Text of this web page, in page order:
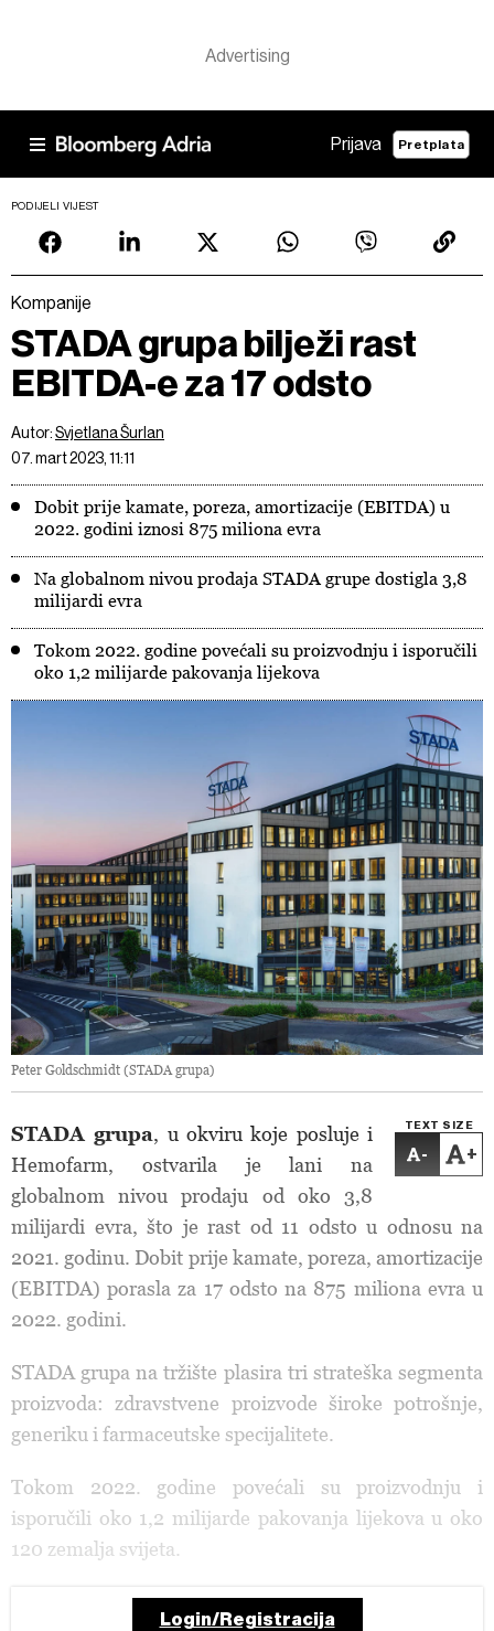
Prijava Pretplata
PODIJELI VIJEST
Kompanije
STADA grupa bilježi rast
EBITDA-e za 17 odsto
Autor:Svjetlana Šurlan
07. mart 2023, 11:11
Dobit prije kamate, poreza, amortizacije (EBITDA) u
2022. godini iznosi 875 miliona evra
Na globalnom nivou prodaja STADA grupe dostigla 3,8
milijardi evra
Tokom 2022. godine povećali su proizvodnju i isporučili
oko 1,2 milijarde pakovanja lijekova
Peter Goldschmidt (STADA grupa)
TEXT SIZE
- +
STADA grupa, u okviru koje posluje i
Hemofarm, ostvarila je lani na
globalnom nivou prodaju od oko 3,8
milijardi evra, što je rast od 11 odsto u odnosu na
2021. godinu. Dobit prije kamate, poreza, amortizacije
(EBITDA) porasla za 17 odsto na 875 miliona evra u
2022. godini.
STADA grupa na tržište plasira tri strateška segmenta
proizvoda: zdravstvene proizvode široke potrošnje,
generiku i farmaceutske specijalitete.
Tokom 2022. godine povećali su proizvodnju i
isporučili oko 1,2 milijarde pakovanja lijekova u oko
120 zemalja svijeta.
Login/Registracija